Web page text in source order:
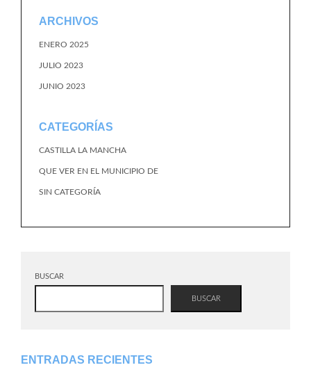
ARCHIVOS
ENERO 2025
JULIO 2023
JUNIO 2023
CATEGORÍAS
CASTILLA LA MANCHA
QUE VER EN EL MUNICIPIO DE
SIN CATEGORÍA
BUSCAR
BUSCAR
ENTRADAS RECIENTES